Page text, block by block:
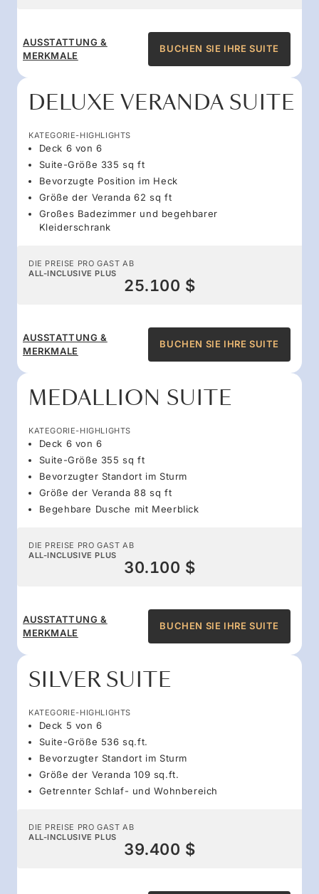
AUSSTATTUNG &
MERKMALE
BUCHEN SIE IHRE SUITE
DELUXE VERANDA SUITE
KATEGORIE-HIGHLIGHTS
Deck 6 von 6
Suite-Größe 335 sq ft
Bevorzugte Position im Heck
Größe der Veranda 62 sq ft
Großes Badezimmer und begehbarer
Kleiderschrank
DIE PREISE PRO GAST AB
ALL-INCLUSIVE PLUS
25.100 $
AUSSTATTUNG &
MERKMALE
BUCHEN SIE IHRE SUITE
MEDALLION SUITE
KATEGORIE-HIGHLIGHTS
Deck 6 von 6
Suite-Größe 355 sq ft
Bevorzugter Standort im Sturm
Größe der Veranda 88 sq ft
Begehbare Dusche mit Meerblick
DIE PREISE PRO GAST AB
ALL-INCLUSIVE PLUS
30.100 $
AUSSTATTUNG &
MERKMALE
BUCHEN SIE IHRE SUITE
SILVER SUITE
KATEGORIE-HIGHLIGHTS
Deck 5 von 6
Suite-Größe 536 sq.ft.
Bevorzugter Standort im Sturm
Größe der Veranda 109 sq.ft.
Getrennter Schlaf- und Wohnbereich
DIE PREISE PRO GAST AB
ALL-INCLUSIVE PLUS
39.400 $